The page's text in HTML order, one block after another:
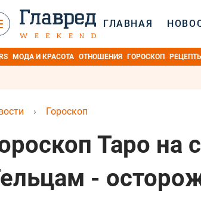
ГЛАВНАЯ
МОДА И КРАСОТА ОТНОШЕНИЯ ГОРОСКОП РЕЦЕПТЫ
› Гороскоп
Таро на
-